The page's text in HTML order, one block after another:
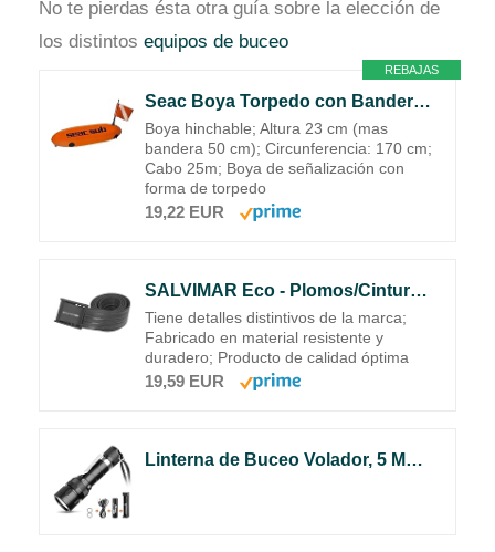
No te pierdas ésta otra guía sobre la elección de
los distintos equipos de buceo
REBAJAS
Seac Boya Torpedo con Bandera y Cabo 25 mt, Anaranjado
Boya hinchable; Altura 23 cm (mas
bandera 50 cm); Circunferencia: 170 cm;
Cabo 25m; Boya de señalización con
forma de torpedo
19,22 EUR
SALVIMAR Eco - Plomos/Cinturón de Buceo
Tiene detalles distintivos de la marca;
Fabricado en material resistente y
duradero; Producto de calidad óptima
19,59 EUR
Linterna de Buceo Volador, 5 Modos Mini Linterna Submarina Recargable de 1080 lúmenes, Buceo Antorcha LED SAMSUNG LH351D, luces Sumergibles de 100 Metros Luces Sumergibles con Batería 18650 y Cargador